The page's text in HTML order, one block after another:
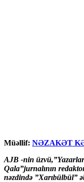
Müəllif: NƏZAKƏT
AJB -nin
Qala”jurnalının
nəzdində ”Xarıbülbül”